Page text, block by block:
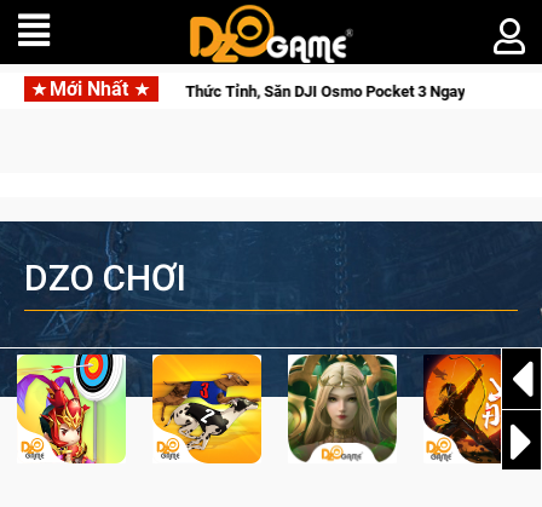
Mới Nhất
Saga: Cửu Giới Thức Tỉnh, Săn DJI Osmo Pocket 3 Ngay Hôm Nay
DZO CHƠI